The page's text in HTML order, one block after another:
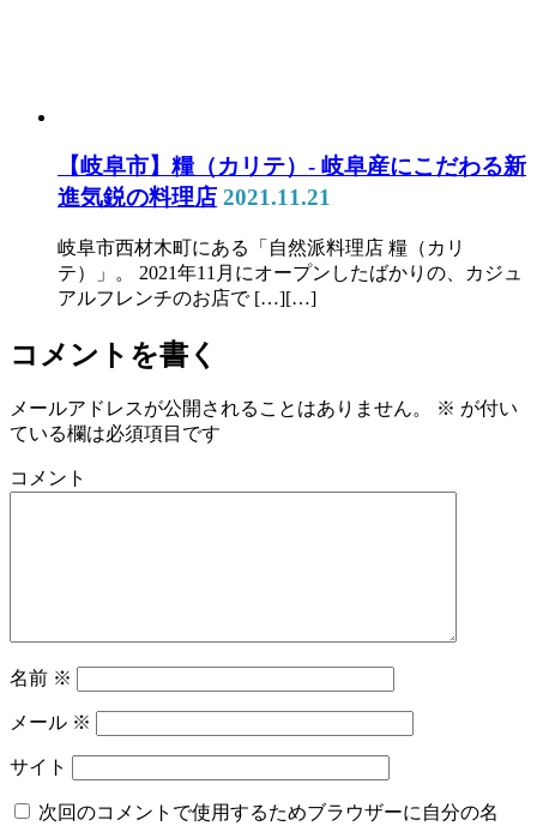
【岐阜市】糧（カリテ）- 岐阜産にこだわる新
進気鋭の料理店 2021.11.21
岐阜市西材木町にある「自然派料理店 糧（カリ
テ）」。 2021年11月にオープンしたばかりの、カジュ
アルフレンチのお店で […][…]
コメントを書く
メールアドレスが公開されることはありません。 ※ が付い
ている欄は必須項目です
コメント
名前 ※
メール ※
サイト
次回のコメントで使用するためブラウザーに自分の名